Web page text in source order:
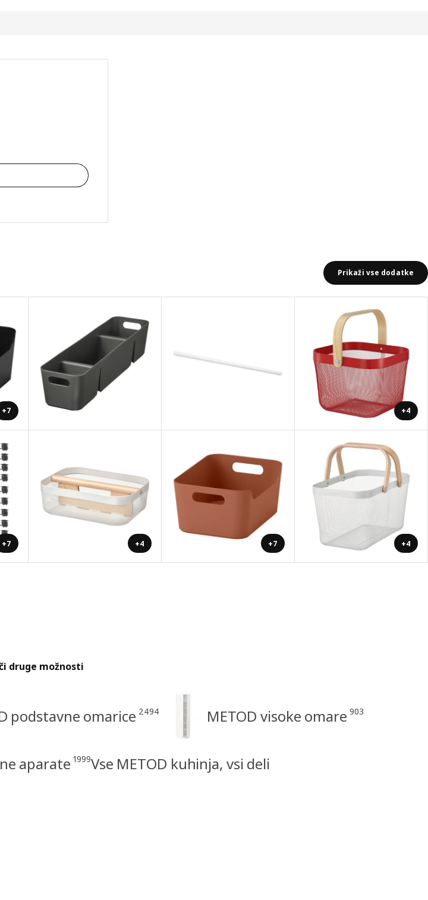
Skupno število mnenj: 253
Prikaži vse dodatke
+7 +4
+7 +4 +7 +4
druge možnosti
podstavne omarice 2494 METOD visoke omare 903
aparate 1999Vse METOD kuhinja, vsi deli